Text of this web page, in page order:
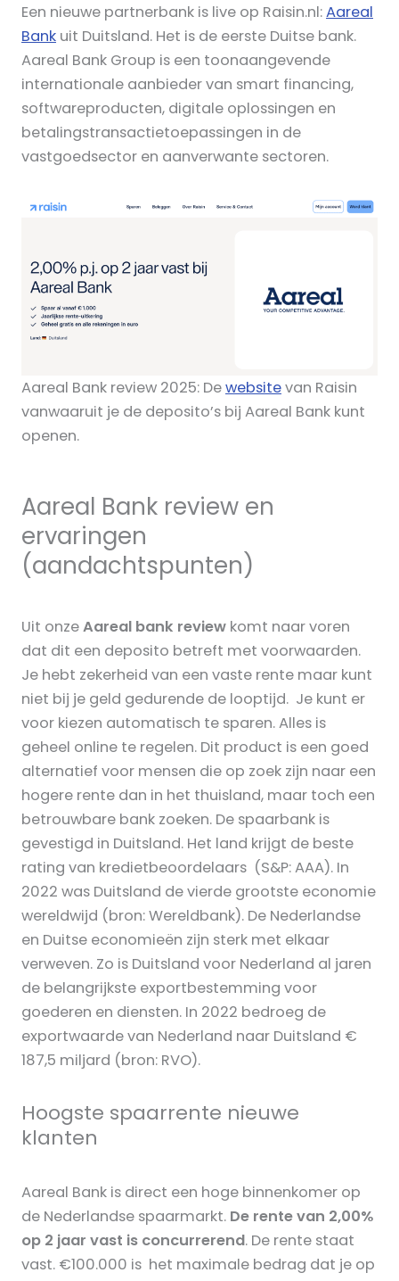
Een nieuwe partnerbank is live op Raisin.nl:Aareal
Bank uit Duitsland. Het is de eerste Duitse bank.
Aareal Bank Group is een toonaangevende
internationale aanbieder van smart financing,
softwareproducten, digitale oplossingen en
betalingstransactietoepassingen in de
vastgoedsector en aanverwante sectoren.
Aareal Bank review 2025: Dewebsitevan Raisin
vanwaaruit je de deposito’s bij Aareal Bank kunt
openen.
Aareal Bank review en
ervaringen
(aandachtspunten)
Uit onzeAareal bank review komt naar voren
dat dit een deposito betreft met voorwaarden.
Je hebt zekerheid van een vaste rente maar kunt
niet bij je geld gedurende de looptijd. Je kunt er
voor kiezen automatisch te sparen. Alles is
geheel online te regelen. Dit product is een goed
alternatief voor mensen die op zoek zijn naar een
hogere rente dan in het thuisland, maar toch een
betrouwbare bank zoeken. De spaarbank is
gevestigd in Duitsland. Het land krijgt de beste
rating van kredietbeoordelaars (S&P: AAA). In
2022 was Duitsland de vierde grootste economie
wereldwijd (bron: Wereldbank). De Nederlandse
en Duitse economieën zijn sterk met elkaar
verweven. Zo is Duitsland voor Nederland al jaren
de belangrijkste exportbestemming voor
goederen en diensten. In 2022 bedroeg de
exportwaarde van Nederland naar Duitsland €
187,5 miljard (bron: RVO).
Hoogste spaarrente nieuwe
klanten
Aareal Bank is direct een hoge binnenkomer op
de Nederlandse spaarmarkt. De rente van 2,00%
op 2 jaar vast is concurrerend. De rente staat
vast. €100.000 is het maximale bedrag dat je op